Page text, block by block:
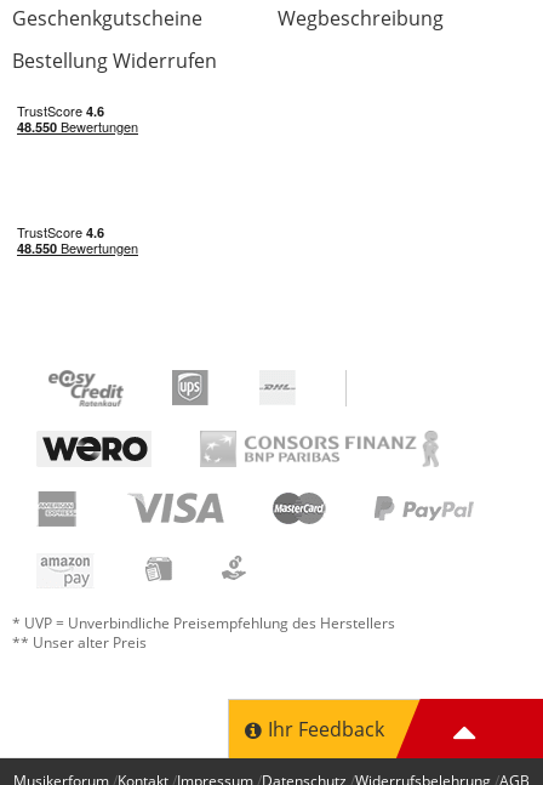
Geschenkgutscheine
Wegbeschreibung
Bestellung Widerrufen
* UVP = Unverbindliche Preisempfehlung des Herstellers
** Unser alter Preis
Ihr Feedback